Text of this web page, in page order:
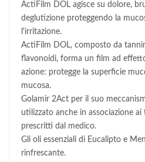
ActiFilm DOL agisce su dolore,
deglutizione proteggendo la
l'irritazione.
ActiFilm DOL, composto da
flavonoidi, forma un film ad
azione: protegge la superficie
mucosa.
Golamir 2Act per il suo
utilizzato anche in associazione
prescritti dal medico.
Gli oli essenziali di Eucalipto e
rinfrescante.